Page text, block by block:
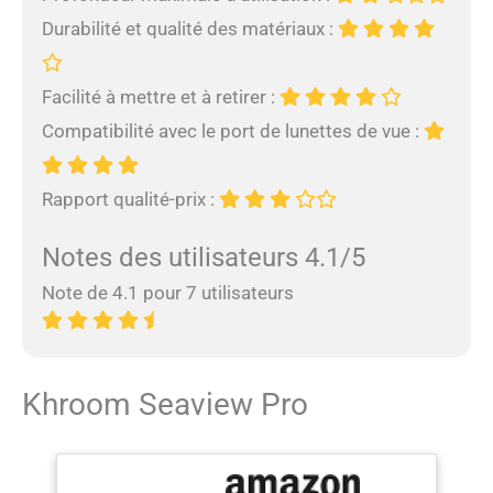
de pénétrer. Il en résulte un
expérience de snorkeling
fantastique. 【Double
intégral pour adultes est
float ball qui utilise la
gravité et la flottabilité pour
empêcher l'eau de pénétrer
visage complet dispose de
autres masques de plongée
adultes. Deux boules
Durabilité et qualité des matériaux :
Facilité à mettre et à retirer :
Compatibilité avec le port de lunettes de vue :
Rapport qualité-prix :
Notes des utilisateurs 4.1/5
Note de 4.1 pour 7 utilisateurs
Khroom Seaview Pro